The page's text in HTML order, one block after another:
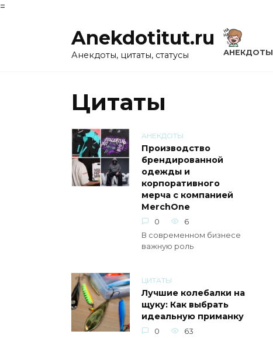
=
Anekdotitut.ru
Анекдоты, цитаты, статусы АНЕКДОТЫ
Цитаты
АНЕКДОТЫ
Производство
брендированной
одежды и
корпоративного
мерча с компанией
MerchOne
0
6
В современном бизнесе
важную роль
ЦИТАТЫ
Лучшие колебалки на
щуку: Как выбрать
идеальную приманку
0
63